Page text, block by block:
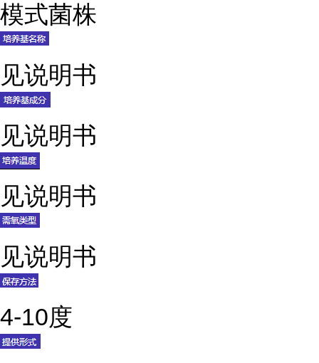
模式菌株
见说明书
见说明书
见说明书
见说明书
4-10度